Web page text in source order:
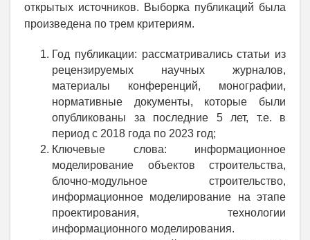
открытых источников. Выборка публикаций была
произведена по трем критериям.
Год публикации: рассматривались статьи из
рецензируемых научных журналов,
материалы конференций, монографии,
нормативные документы, которые были
опубликованы за последние 5 лет, т.е. в
период с 2018 года по 2023 год;
Ключевые слова: информационное
моделирование объектов строительства,
блочно-модульное строительство,
информационное моделирование на этапе
проектирования, технологии
информационного моделирования.